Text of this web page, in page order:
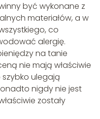
być wykonane z
materiałów, a w
co
alergię.
na tanie
nie mają właściwie
ulegają
nigdy nie jest
zostały